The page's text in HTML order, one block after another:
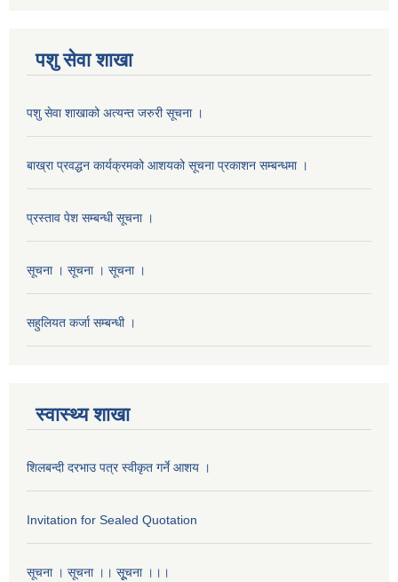
पशु सेवा शाखा
पशु सेवा शाखाको अत्यन्त जरुरी सूचना ।
बाख्रा प्रवद्धन कार्यक्रमको आशयको सूचना प्रकाशन सम्बन्धमा ।
प्रस्ताव पेश सम्बन्धी सूचना ।
सूचना । सूचना । सूचना ।
सहुलियत कर्जा सम्बन्धी ।
स्वास्थ्य शाखा
शिलबन्दी दरभाउ पत्र स्वीकृत गर्ने आशय ।
Invitation for Sealed Quotation
सूचना । सूचना ।। सूूचना ।।।